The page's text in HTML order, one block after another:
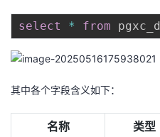
select * from
其中各个字段含义如下：
名称 类型